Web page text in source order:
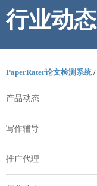
行业动态
PaperRater论文检测系统/
产品动态
写作辅导
推广代理